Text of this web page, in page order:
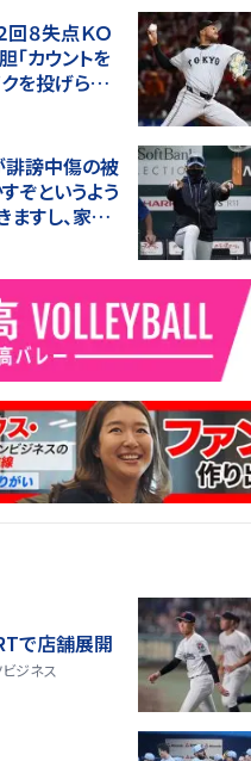
回８失点ＫＯ
「カウントを
クを投げられ
謗中傷の被
ぞというよう
ますし、家族
で」
で店舗展開
ジネス